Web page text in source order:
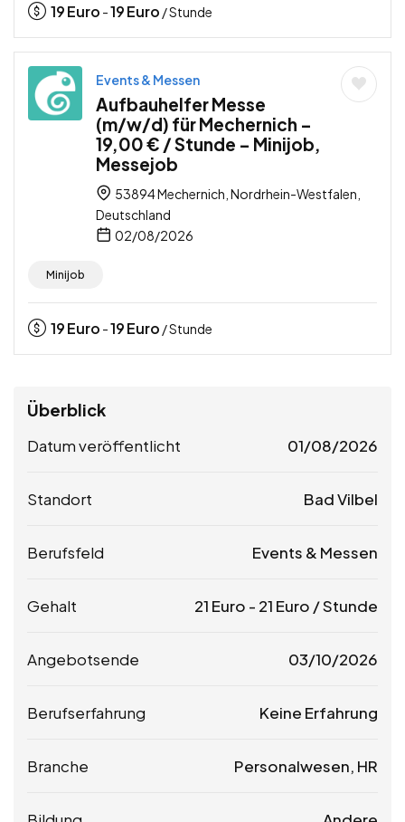
19Euro -19Euro / Stunde
Events & Messen
Aufbauhelfer Messe
(m/w/d) für Mechernich –
19,00 € / Stunde – Minijob,
Messejob
53894 Mechernich, Nordrhein-Westfalen,
Deutschland
02/08/2026
Minijob
19Euro -19Euro / Stunde
Überblick
Datum veröffentlicht 01/08/2026
Standort Bad Vilbel
Berufsfeld Events & Messen
Gehalt 21 Euro - 21 Euro / Stunde
Angebotsende 03/10/2026
Berufserfahrung Keine Erfahrung
Branche Personalwesen, HR